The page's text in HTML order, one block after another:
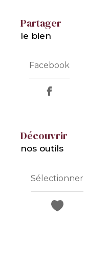
partager
le bien
Facebook
découvrir
nos outils
Sélectionner